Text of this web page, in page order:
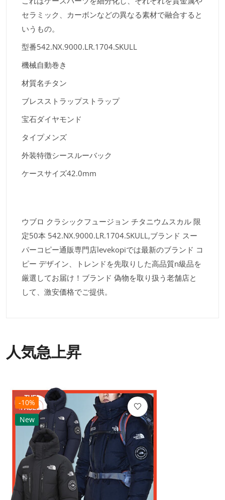
セラミック、カーボンなどの異なる素材で融合すると
いうもの。
型番542.NX.9000.LR.1704.SKULL
機械自動巻き
材質名チタン
ブレスストラップストラップ
宝石ダイヤモンド
タイプメンズ
外装特徴シースルーバック
ケースサイズ42.0mm
ウブロ クラシックフュージョン チタニウムスカル 限
定50本 542.NX.9000.LR.1704.SKULL,ブランド スー
パーコピー通販専門店levekopiでは最新のブランド コ
ピー デザイン、トレンドを先取りした高品質n級品を
厳選してお届け！ブランド 偽物を取り扱う老舗店と
して、激安価格でご提供。
人気急上昇
-10%
New